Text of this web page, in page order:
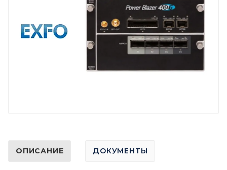
ОПИСАНИЕ ДОКУМЕНТЫ